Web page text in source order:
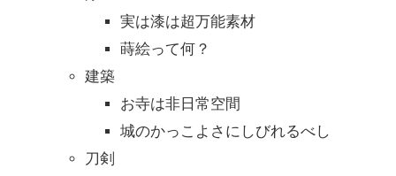
実は漆は超万能素材
蒔絵って何？
建築
お寺は非日常空間
城のかっこよさにしびれるべし
刀剣